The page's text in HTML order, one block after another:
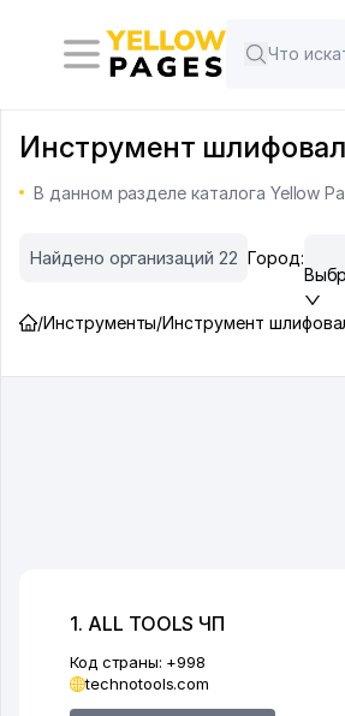
Инструмент
В данном разделе каталога Yellow
Найдено организаций 22 Город:
/Инструменты/Инструмент
1. ALL TOOLS ЧП
Код страны: +998
technotools.com